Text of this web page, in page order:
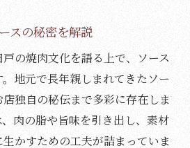
スの秘密を解説
の焼肉文化を語る上で、ソース
地元で長年親しまれてきたソー
独自の秘伝まで多彩に存在しま
肉の脂や旨味を引き出し、素材
かすための工夫が詰まっていま